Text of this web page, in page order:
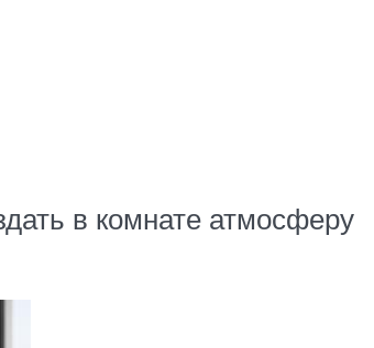
в комнате атмосферу